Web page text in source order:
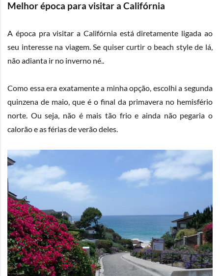
Melhor época para visitar a Califórnia
A época pra visitar a Califórnia está diretamente ligada ao
seu interesse na viagem. Se quiser curtir o beach style de lá,
não adianta ir no inverno né..
Como essa era exatamente a minha opção, escolhi a segunda
quinzena de maio, que é o final da primavera no hemisfério
norte. Ou seja, não é mais tão frio e ainda não pegaria o
calorão e as férias de verão deles.